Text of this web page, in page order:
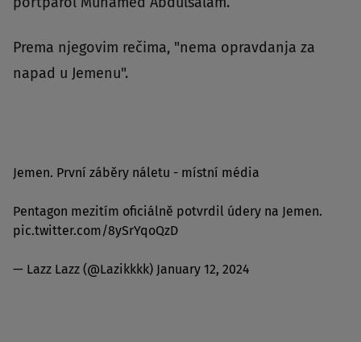
Prema njegovim rečima, "nema opravdanja za
napad u Jemenu".
Jemen. První záběry náletu - místní média
Pentagon mezitím oficiálně potvrdil údery na Jemen.
pic.twitter.com/8ySrYqoQzD
— Lazz Lazz (@Lazikkkk) January 12, 2024